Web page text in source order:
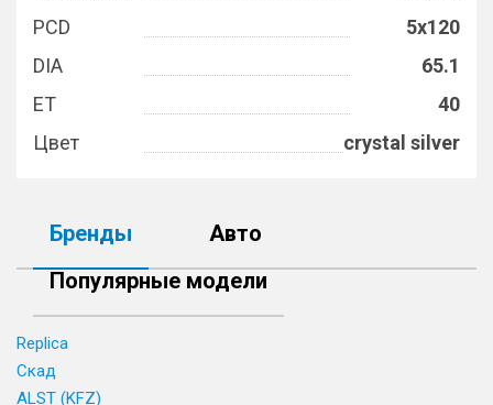
PCD
5x120
DIA
65.1
ET
40
Цвет
crystal silver
Бренды
Авто
Популярные модели
Replica
Скад
ALST (KFZ)